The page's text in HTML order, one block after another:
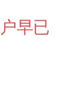
早已